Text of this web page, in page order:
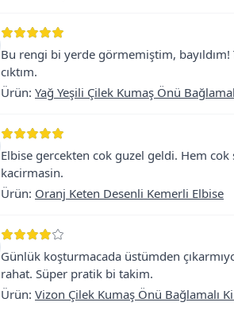
Bu rengi bi yerde görmemiştim,
cıktım.
Ürün: Yağ Yeşili Çilek Kumaş Önü
Elbise gercekten cok guzel geldi. Hem
kacirmasin.
Ürün: Oranj Keten Desenli Kemerli Elbise
Günlük koşturmacada üstümden
rahat. Süper pratik bi takim.
Ürün: Vizon Çilek Kumaş Önü Bağlamalı